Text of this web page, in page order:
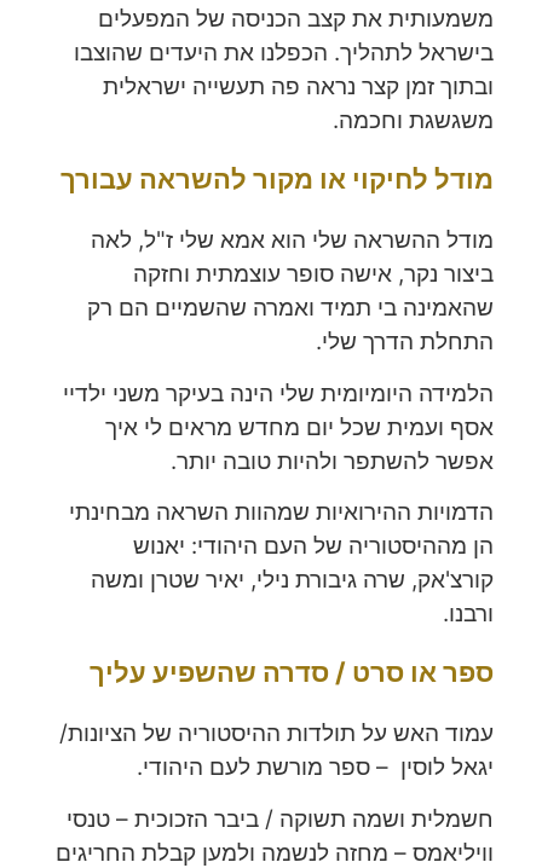
משמעותית את קצב הכניסה של המפעלים
בישראל לתהליך. הכפלנו את היעדים שהוצבו
ובתוך זמן קצר נראה פה תעשייה ישראלית
משגשגת וחכמה.
מודל לחיקוי או מקור להשראה עבורך
מודל ההשראה שלי הוא אמא שלי ז"ל, לאה
ביצור נקר, אישה סופר עוצמתית וחזקה
שהאמינה בי תמיד ואמרה שהשמיים הם רק
התחלת הדרך שלי.
הלמידה היומיומית שלי הינה בעיקר משני ילדיי
אסף ועמית שכל יום מחדש מראים לי איך
אפשר להשתפר ולהיות טובה יותר.
הדמויות ההירואיות שמהוות השראה מבחינתי
הן מההיסטוריה של העם היהודי: יאנוש
קורצ'אק, שרה גיבורת נילי, יאיר שטרן ומשה
ורבנו.
ספר או סרט / סדרה שהשפיע עליך
עמוד האש על תולדות ההיסטוריה של הציונות/
יגאל לוסין – ספר מורשת לעם היהודי.
חשמלית ושמה תשוקה / ביבר הזכוכית – טנסי
וויליאמס – מחזה לנשמה ולמען קבלת החריגים